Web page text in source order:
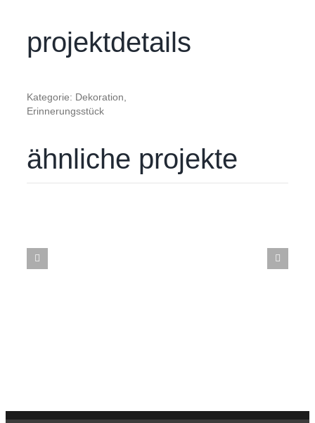
projektdetails
Kategorie: Dekoration,
Erinnerungsstück
ähnliche projekte